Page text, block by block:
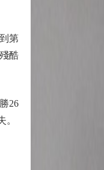
第
酷
26